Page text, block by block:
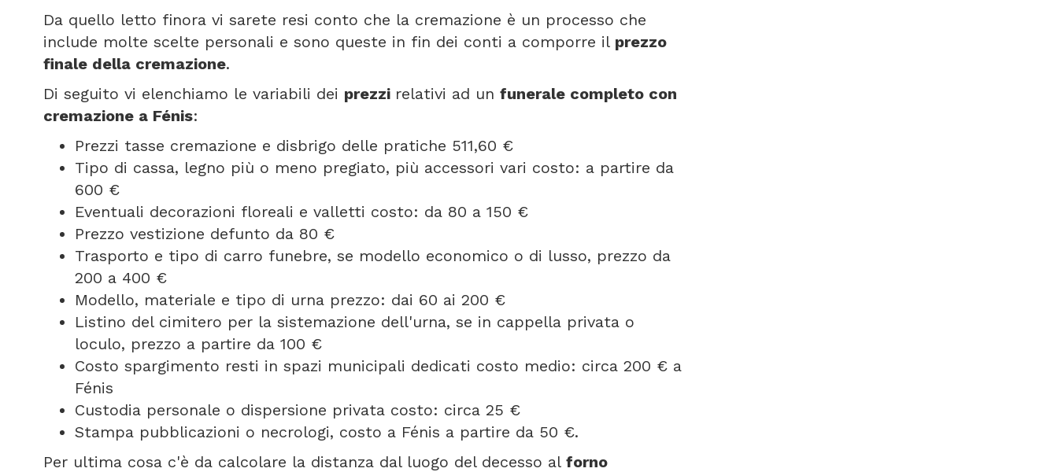
Da quello letto finora vi sarete resi conto che la cremazione è un processo che
include molte scelte personali e sono queste in fin dei conti a comporre il prezzo
finale della cremazione.
Di seguito vi elenchiamo le variabili dei prezzi relativi ad un funerale completo con
cremazione a Fénis:
Prezzi tasse cremazione e disbrigo delle pratiche 511,60 €
Tipo di cassa, legno più o meno pregiato, più accessori vari costo: a partire da
600 €
Eventuali decorazioni floreali e valletti costo: da 80 a 150 €
Prezzo vestizione defunto da 80 €
Trasporto e tipo di carro funebre, se modello economico o di lusso, prezzo da
200 a 400 €
Modello, materiale e tipo di urna prezzo: dai 60 ai 200 €
Listino del cimitero per la sistemazione dell'urna, se in cappella privata o
loculo, prezzo a partire da 100 €
Costo spargimento resti in spazi municipali dedicati costo medio: circa 200 € a
Fénis
Custodia personale o dispersione privata costo: circa 25 €
Stampa pubblicazioni o necrologi, costo a Fénis a partire da 50 €.
Per ultima cosa c'è da calcolare la distanza dal luogo del decesso al forno